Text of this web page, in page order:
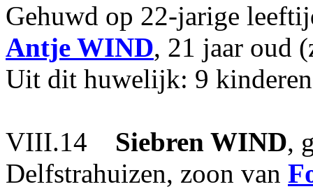
Gehuwd op 22-jarige
Antje WIND, 21 jaar oud
Uit dit huwelijk: 9
VIII.14 Siebren WIND,
Delfstrahuizen, zoon van